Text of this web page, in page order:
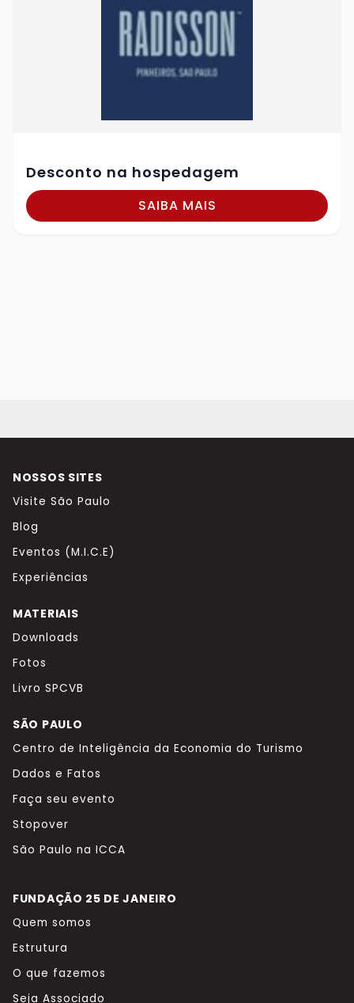
Desconto na hospedagem
SAIBA MAIS
NOSSOS SITES
Visite São Paulo
Blog
Eventos (M.I.C.E)
Experiências
MATERIAIS
Downloads
Fotos
Livro SPCVB
SÃO PAULO
Centro de Inteligência da Economia do Turismo
Dados e Fatos
Faça seu evento
Stopover
São Paulo na ICCA
FUNDAÇÃO 25 DE JANEIRO
Quem somos
Estrutura
O que fazemos
Seja Associado